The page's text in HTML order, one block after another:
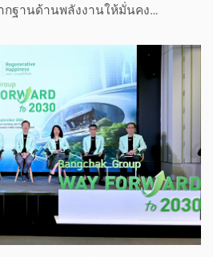
กฐานด้านพลังงานให้มั่นคง…